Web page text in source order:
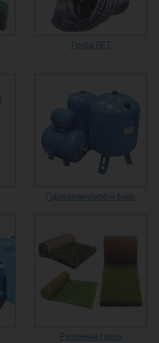
Труба ПЕТ
Гідроакумулюючі баки
Рулонний газон